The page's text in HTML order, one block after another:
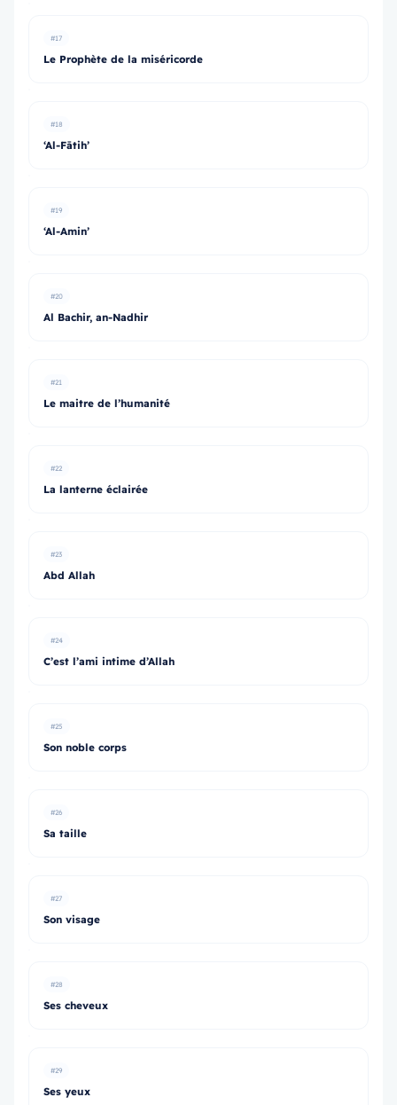
#17
Le Prophète de la miséricorde
#18
‘Al-Fātih’
#19
‘Al-Amin’
#20
Al Bachir, an-Nadhir
#21
Le maitre de l’humanité
#22
La lanterne éclairée
#23
Abd Allah
#24
C’est l’ami intime d’Allah
#25
Son noble corps
#26
Sa taille
#27
Son visage
#28
Ses cheveux
#29
Ses yeux